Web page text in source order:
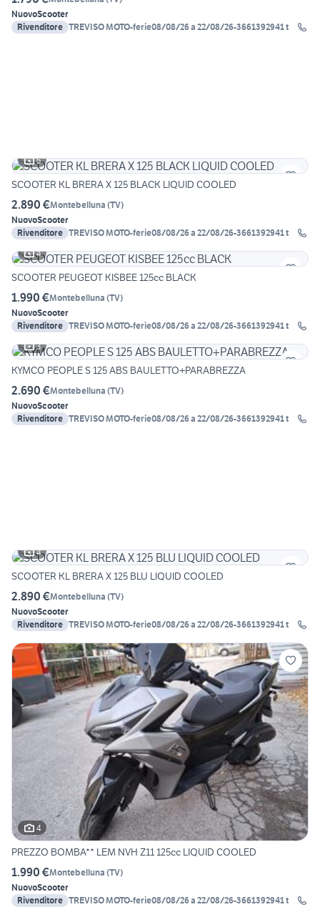
NuovoScooter
Rivenditore TREVISO MOTO-ferie08/08/26 a 22/08/26-3661392941 t
5
SCOOTER KL BRERA X 125 BLACK LIQUID COOLED
2.890 €Montebelluna (TV)
NuovoScooter
Rivenditore TREVISO MOTO-ferie08/08/26 a 22/08/26-3661392941 t
4
SCOOTER PEUGEOT KISBEE 125cc BLACK
1.990 €Montebelluna (TV)
NuovoScooter
Rivenditore TREVISO MOTO-ferie08/08/26 a 22/08/26-3661392941 t
3
KYMCO PEOPLE S 125 ABS BAULETTO+PARABREZZA
2.690 €Montebelluna (TV)
NuovoScooter
Rivenditore TREVISO MOTO-ferie08/08/26 a 22/08/26-3661392941 t
4
SCOOTER KL BRERA X 125 BLU LIQUID COOLED
2.890 €Montebelluna (TV)
NuovoScooter
Rivenditore TREVISO MOTO-ferie08/08/26 a 22/08/26-3661392941 t
4
PREZZO BOMBA** LEM NVH Z11 125cc LIQUID COOLED
1.990 €Montebelluna (TV)
NuovoScooter
Rivenditore TREVISO MOTO-ferie08/08/26 a 22/08/26-3661392941 t